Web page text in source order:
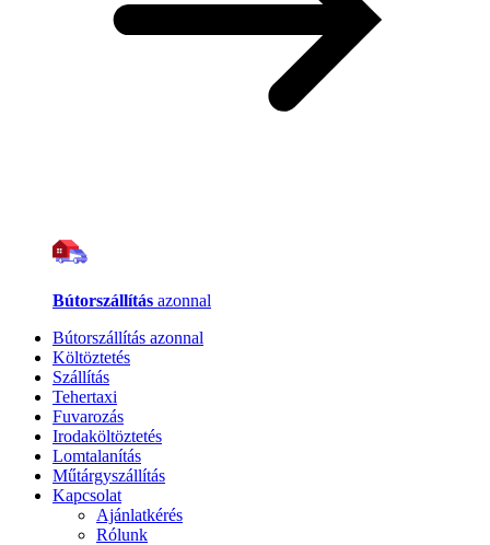
Bútorszállítás azonnal
Bútorszállítás azonnal
Költöztetés
Szállítás
Tehertaxi
Fuvarozás
Irodaköltöztetés
Lomtalanítás
Műtárgyszállítás
Kapcsolat
Ajánlatkérés
Rólunk